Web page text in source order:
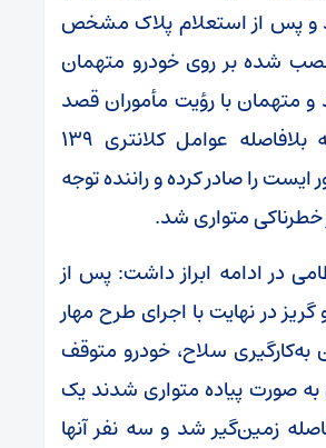
و پس از استعلام پلاک مشخص
شده بر روی خودرو متهمان
متهمان با رؤیت مأموران قصد
فرار داشته که بلافاصله عوامل کلانتری ۱۳۹
ایست را صادر کرده و راننده توجه
خطرناکی متواری شد.
در ادامه ابراز داشت: پس از
در نهایت با اجرای طرح مهار
به‌کارگیری سلاح، خودرو متوقف
صورت پیاده متواری شدند یک
زمین‌گیر شد و سه نفر آنها